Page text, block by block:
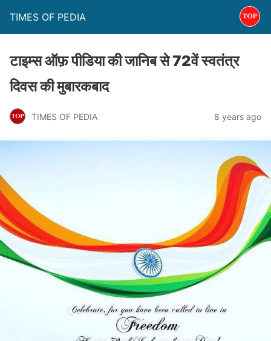
TIMES OF PEDIA
टाइम्स ऑफ़ पीडिया की जानिब से 72वें स्वतंत्र
दिवस की मुबारकबाद
TIMES OF PEDIA 8 years ago